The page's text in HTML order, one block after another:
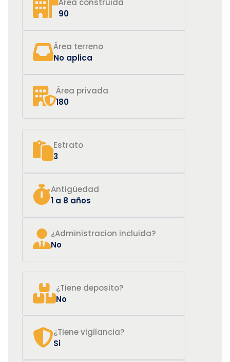
Área construida
90
Área terreno
No aplica
Área privada
180
Estrato
3
Antigüedad
1 a 8 años
¿Administracion incluida?
No
¿Tiene deposito?
No
¿Tiene vigilancia?
Si